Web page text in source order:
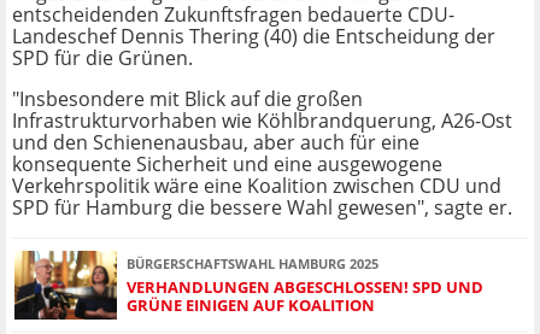
entscheidenden Zukunftsfragen bedauerte CDU-
Landeschef Dennis Thering (40) die Entscheidung der
SPD für die Grünen.
"Insbesondere mit Blick auf die großen
Infrastrukturvorhaben wie Köhlbrandquerung, A26-Ost
und den Schienenausbau, aber auch für eine
konsequente Sicherheit und eine ausgewogene
Verkehrspolitik wäre eine Koalition zwischen CDU und
SPD für Hamburg die bessere Wahl gewesen", sagte er.
BÜRGERSCHAFTSWAHL HAMBURG 2025
VERHANDLUNGEN ABGESCHLOSSEN! SPD UND
GRÜNE EINIGEN AUF KOALITION